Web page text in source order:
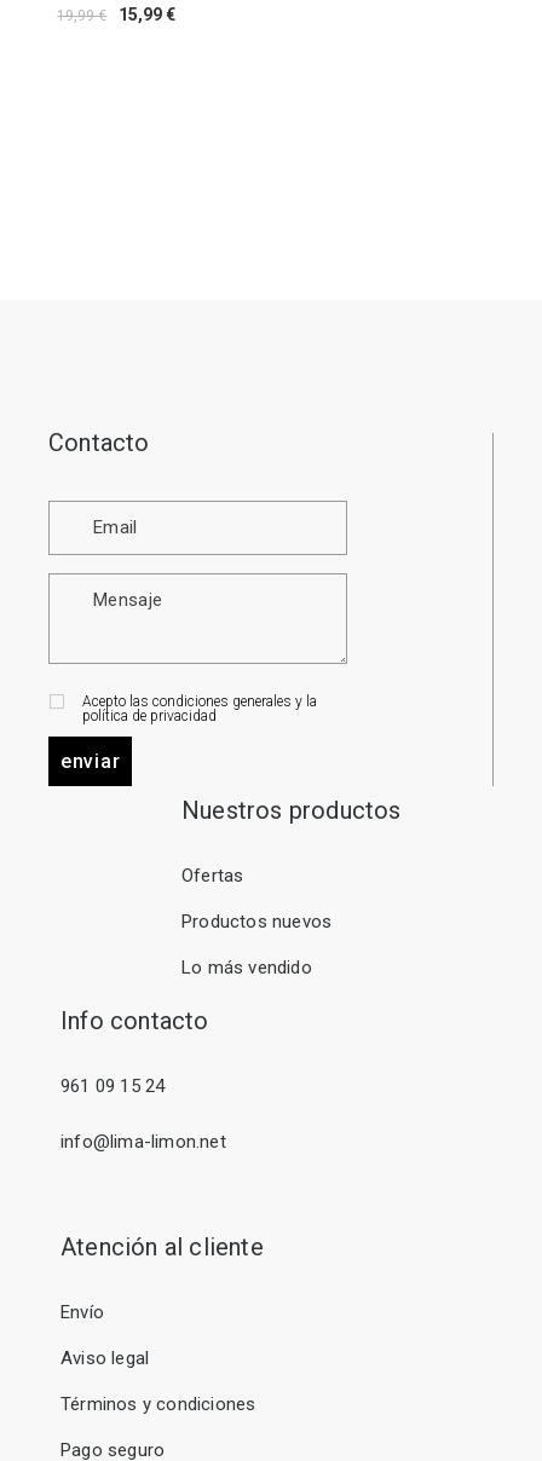
19,99 € 15,99 €
Contacto
Acepto las condiciones generales y la
política de privacidad
enviar
Nuestros productos
Ofertas
Productos nuevos
Lo más vendido
Info contacto
961 09 15 24
info@lima-limon.net
Atención al cliente
Envío
Aviso legal
Términos y condiciones
Pago seguro